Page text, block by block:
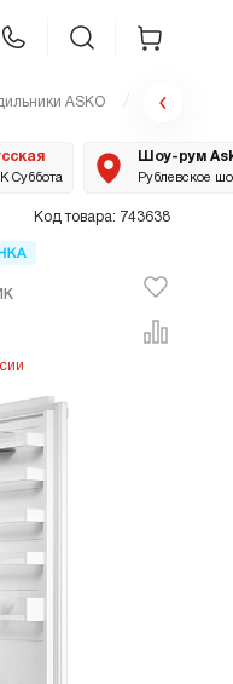
ASKO RFB31831EI
Суббота
Шоу-рум
Рублевское
Код товара: 743638